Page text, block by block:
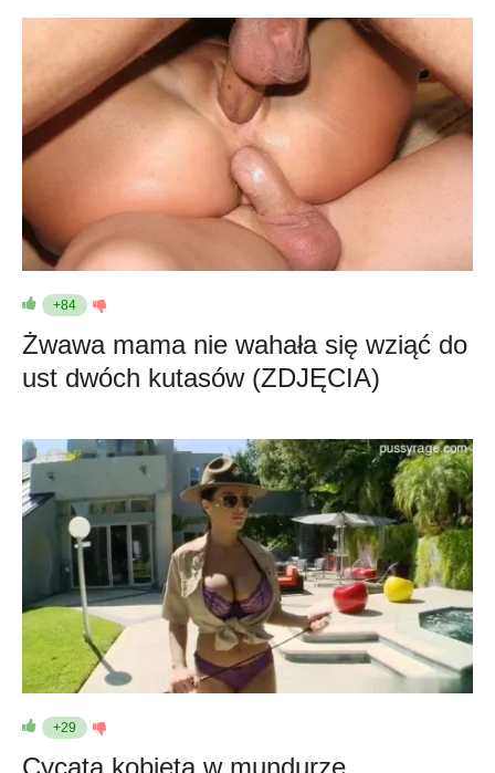
+84
Żwawa mama nie wahała się wziąć do
ust dwóch kutasów (ZDJĘCIA)
+29
Cycata kobieta w mundurze